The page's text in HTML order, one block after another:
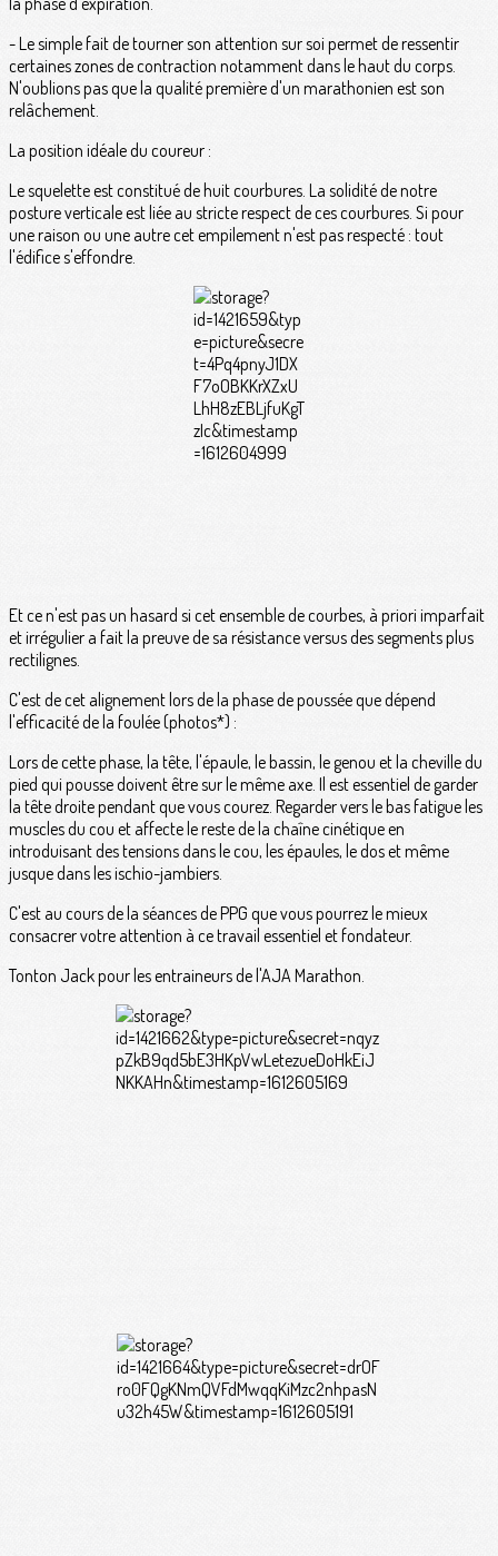
- Le simple fait de tourner son attention sur soi permet de ressentir
certaines zones de contraction notamment dans le haut du corps.
N'oublions pas que la qualité première d'un marathonien est son
relâchement.
La position idéale du coureur :
Le squelette est constitué de huit courbures. La solidité de notre
posture verticale est liée au stricte respect de ces courbures. Si pour
une raison ou une autre cet empilement n'est pas respecté : tout
l'édifice s'effondre.
Et ce n'est pas un hasard si cet ensemble de courbes, à priori imparfait
et irrégulier a fait la preuve de sa résistance versus des segments plus
rectilignes.
C'est de cet alignement lors de la phase de poussée que dépend
l'efficacité de la foulée (photos*) :
Lors de cette phase, la tête, l'épaule, le bassin, le genou et la cheville du
pied qui pousse doivent être sur le même axe. Il est essentiel de garder
la tête droite pendant que vous courez. Regarder vers le bas fatigue les
muscles du cou et affecte le reste de la chaîne cinétique en
introduisant des tensions dans le cou, les épaules, le dos et même
jusque dans les ischio-jambiers.
C'est au cours de la séances de PPG que vous pourrez le mieux
consacrer votre attention à ce travail essentiel et fondateur.
Tonton Jack pour les entraineurs de l'AJA Marathon.